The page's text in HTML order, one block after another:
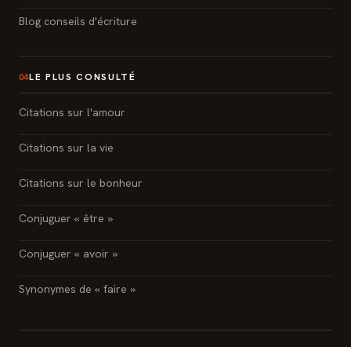
Blog conseils d'écriture
04LE PLUS CONSULTÉ
Citations sur l'amour
Citations sur la vie
Citations sur le bonheur
Conjuguer « être »
Conjuguer « avoir »
Synonymes de « faire »